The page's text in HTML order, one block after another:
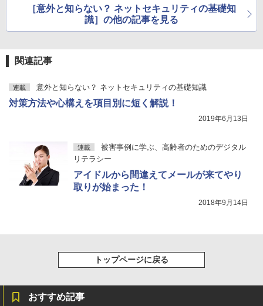
［意外と知らない？ ネットセキュリティの基礎知
識］の他の記事を見る
関連記事
連載 意外と知らない？ ネットセキュリティの基礎知識
対策方法や心構えを項目別に短く解説！
2019年6月13日
連載
被害事例に学ぶ、高齢者のためのデジタル
リテラシー
アイドルから間違えてメールが来てやり
取りが始まった！
2018年9月14日
トップページに戻る
おすすめ記事